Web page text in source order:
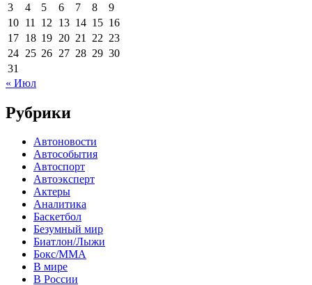
3
4 5 6 7 8
9
10 11 12 13 14 15 16
17 18 19 20 21 22 23
24 25 26 27 28 29 30
31
« Июл
Рубрики
Автоновости
Автособытия
Автоспорт
Автоэксперт
Актеры
Аналитика
Баскетбол
Безумный мир
Биатлон/Лыжи
Бокс/MMA
В мире
В России